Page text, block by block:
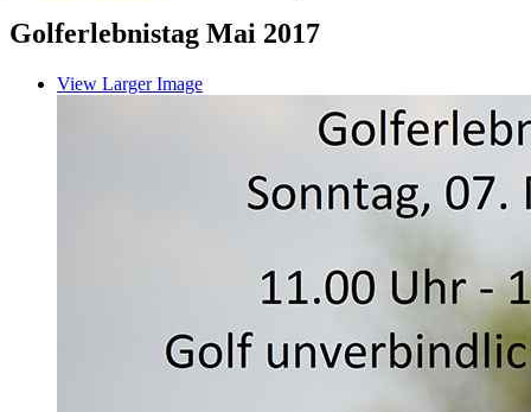
Golferlebnistag Mai 2017
View Larger Image